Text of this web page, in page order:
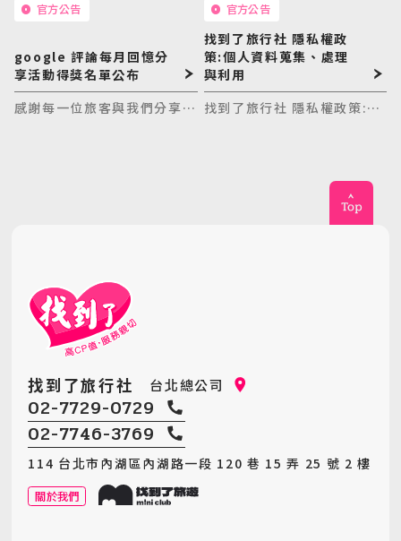
官方公告
google 評論每月回憶分
享活動得獎名單公布
感謝每一位旅客與我們分享您
官方公告
找到了旅行社 隱私權政
策:個人資料蒐集、處理
與利用
找到了旅行社 隱私權政策:個
找到了旅行社 台北總公司
02-7729-0729
02-7746-3769
114 台北市內湖區內湖路一段 120 巷 15 弄 25 號 2 樓
關於我們